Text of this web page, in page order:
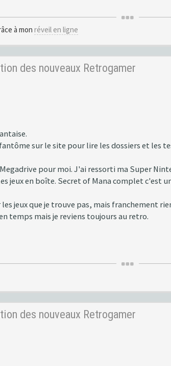
à monréveil en ligne
des nouveaux Retrogamer
sur le site pour lire les dossiers et les
pour moi. J'ai ressorti ma Super
en boîte. Secret of Mana complet c'est
jeux que je trouve pas, mais franchement
temps mais je reviens toujours au retro.
des nouveaux Retrogamer